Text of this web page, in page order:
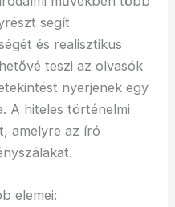
segít
és realisztikus
teszi az olvasók
nyerjenek egy
A hiteles történelmi
amelyre az író
elemei: